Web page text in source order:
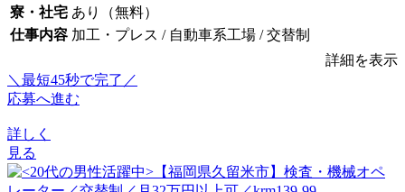
寮・社宅 あり（無料）
仕事内容 加工・プレス / 自動車系工場 / 交替制
詳細を表示
＼最短45秒で完了／
応募へ進む
詳しく
見る